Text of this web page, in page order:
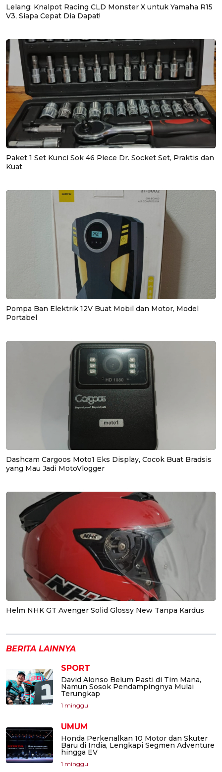
Lelang: Knalpot Racing CLD Monster X untuk Yamaha R15
V3, Siapa Cepat Dia Dapat!
Paket 1 Set Kunci Sok 46 Piece Dr. Socket Set, Praktis dan
Kuat
Pompa Ban Elektrik 12V Buat Mobil dan Motor, Model
Portabel
Dashcam Cargoos Moto1 Eks Display, Cocok Buat Bradsis
yang Mau Jadi MotoVlogger
Helm NHK GT Avenger Solid Glossy New Tanpa Kardus
BERITA LAINNYA
SPORT
David Alonso Belum Pasti di Tim Mana,
Namun Sosok Pendampingnya Mulai
Terungkap
1 minggu
UMUM
Honda Perkenalkan 10 Motor dan Skuter
Baru di India, Lengkapi Segmen Adventure
hingga EV
1 minggu